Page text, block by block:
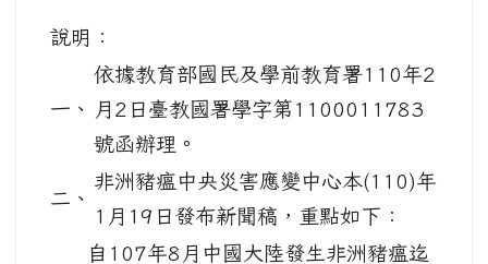
說明：
一、
依據教育部國民及學前教育署110年2
月2日臺教國署學字第1100011783
號函辦理。
二、
非洲豬瘟中央災害應變中心本(110)年
1月19日發布新聞稿，重點如下：
自107年8月中國大陸發生非洲豬瘟迄